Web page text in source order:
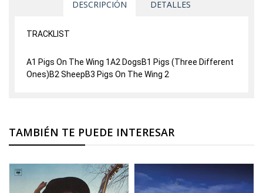
DESCRIPCIÓN DETALLES
TRACKLIST
A1 Pigs On The Wing 1A2 DogsB1 Pigs (Three Different
Ones)B2 SheepB3 Pigs On The Wing 2
TAMBIÉN TE PUEDE INTERESAR